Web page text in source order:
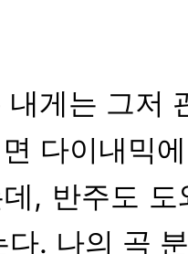
게는 그저
다이내믹
, 반주도
. 나의 곡